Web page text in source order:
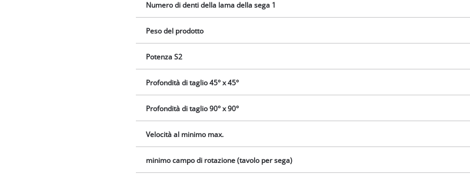
per caricare il servizio Google Maps !
Management Platform
Numero di denti della lama della sega 1
Peso del prodotto
Potenza S2
Profondità di taglio 45° x 45°
Profondità di taglio 90° x 90°
Velocità al minimo max.
minimo campo di rotazione (tavolo per sega)